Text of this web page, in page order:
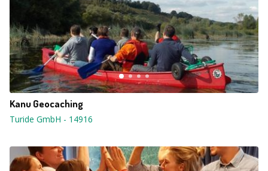
Kanu Geocaching
Turide GmbH - 14916